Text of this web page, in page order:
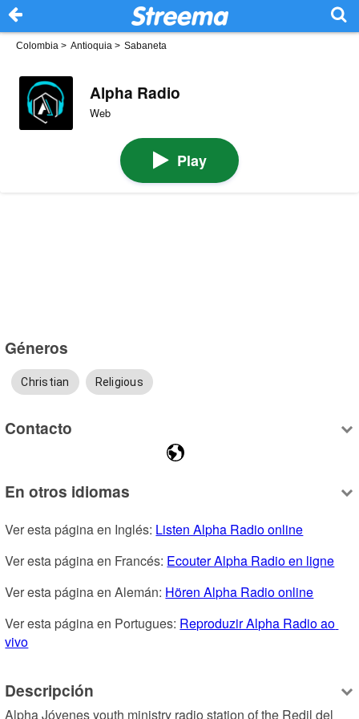
Colombia > Antioquia > Sabaneta
Alpha Radio
Web
Play
Géneros
Christian Religious
Contacto
En otros idiomas
Ver esta página en Inglés: Listen Alpha Radio online
Ver esta página en Francés: Ecouter Alpha Radio en ligne
Ver esta página en Alemán: Hören Alpha Radio online
Ver esta página en Portugues: Reproduzir Alpha Radio ao
vivo
Descripción
Alpha Jóvenes youth ministry radio station of the Redil del